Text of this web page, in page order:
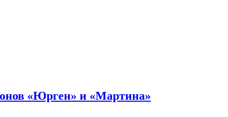
«Юрген» и «Мартина»